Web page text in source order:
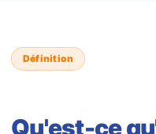
Définition
Qu'est-ce